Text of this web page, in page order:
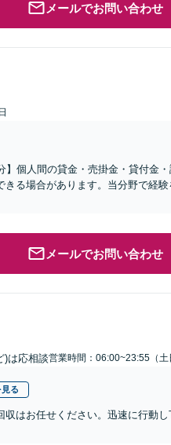
メールでお問い合わせ
個人間の貸金・売掛金・貸付金
る場合があります。当分野で経
メールでお問い合わせ
)は応相談営業時間：06:00~23:55（土
る
はお任せください。迅速に行動